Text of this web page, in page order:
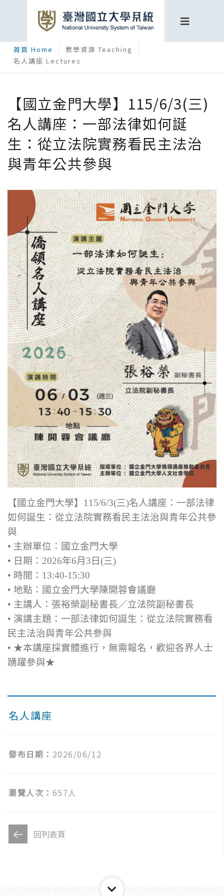
首頁 Home
教學資源 Teaching
名人講座 Lectures
名人講座
發布日期： 2026/06/12
瀏覽人次： 657人
回列表頁
【國立金門大學】115/6/3(三)
名人講座：一部法律如何誕
生：從立法院實務看民主法治
與青年公共參與
【國立金門大學】115/6/3(三)名人講座：一部法律
如何誕生：從立法院實務看民主法治與青年公共參
與
• 主辦單位：國立金門大學
• 日期：2026年6月3日(三)
• 時間：13:40-15:30
• 地點：國立金門大學陳開蓉會議廳
• 主講人：張裕榮副秘書長／立法院副秘書長
• 演講主題：一部法律如何誕生：從立法院實務看
民主法治與青年公共參與
• ★本講座採實體進行，無需報名，歡迎各界人士
踴躍參與★